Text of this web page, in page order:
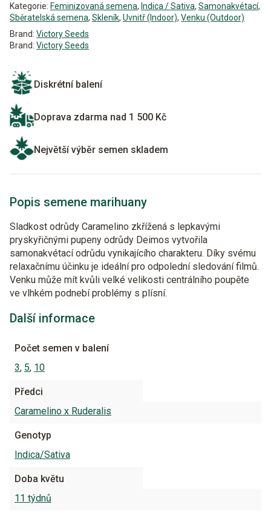
Kategorie: Feminizovaná semena, Indica / Sativa, Samonakvétací,
Sběratelská semena, Skleník, Uvnitř (Indoor), Venku (Outdoor)
Brand: Victory Seeds
Brand: Victory Seeds
Diskrétní balení
Doprava zdarma nad 1 500 Kč
Největší výběr semen skladem
Popis semene marihuany
Sladkost odrůdy Caramelino zkřížená s lepkavými
pryskyřičnými pupeny odrůdy Deimos vytvořila
samonakvétací odrůdu vynikajícího charakteru. Díky svému
relaxačnímu účinku je ideální pro odpolední sledování filmů.
Venku může mít kvůli velké velikosti centrálního poupěte
ve vlhkém podnebí problémy s plísní.
Další informace
Počet semen v balení
3, 5, 10
Předci
Caramelino x Ruderalis
Genotyp
Indica/Sativa
Doba květu
11 týdnů